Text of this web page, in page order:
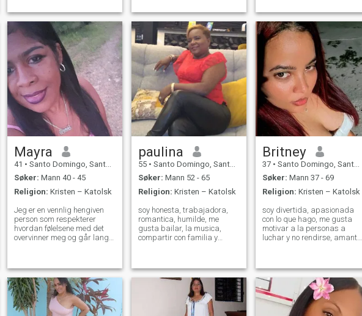
buena conversación. Me
considero dominante pero
tierna, sé l
y inteligente y muy amable ,
suelo ser simpática
divertida, cariño
prostitutes, if what you are
looking for is fun, go to a
night club a
Mayra
41 • Santo Domingo, Santo Domingo, Den Dominikanske Rep.
Søker: Mann 40 - 45
Religion: Kristen – Katolsk
Jeg er en vennlig hengiven
person som respekterer
hvordan følelsene med det
overvinner meg og går langt
kommer dit jeg vil jobbe
hardt med en partner det er
veldig spennende å jobbe
med en god visjon inn i
fremtiden
paulina
55 • Santo Domingo, Santo Domingo, Den Dominikanske Rep.
Søker: Mann 52 - 65
Religion: Kristen – Katolsk
soy honesta, trabajadora,
romantica, humilde, me
gusta bailar, la musica,
compartir con familia y
completo por eso cuido mi
corazon, no busco ni
millonario ni tampoco quien
Britney
37 • Santo Domingo, Santo Domingo, Den Dominikanske Rep.
Søker: Mann 37 - 69
Religion: Kristen – Katolsk
soy divertida, apasionada
con lo que hago, me gusta
motivar a la personas a
luchar y no rendirse, amante
necesitados, bondadosa,
muy amistosa y sobre todo
protectora de los in